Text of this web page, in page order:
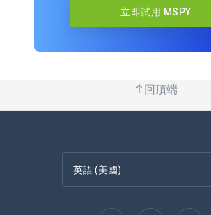
立即試用 MSPY
回頂端
英語 (美國)